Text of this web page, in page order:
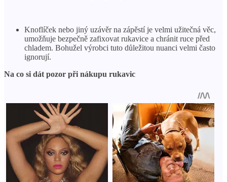
Knoflíček nebo jiný uzávěr na zápěstí je velmi užitečná věc,
umožňuje bezpečně zafixovat rukavice a chránit ruce před
chladem. Bohužel výrobci tuto důležitou nuanci velmi často
ignorují.
Na co si dát pozor při nákupu rukavic